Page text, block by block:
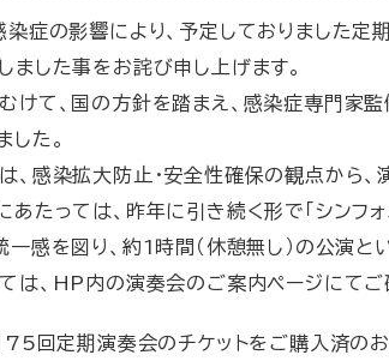
染症の影響により、予定しておりました
ました事をお詫び申し上げます。
けて、国の方針を踏まえ、感染症専門家
した。
、感染拡大防止・安全性確保の観点から
たっては、昨年に引き続く形で「シンフォ
感を図り、約1時間（休憩無し）の公演と
は、HP内の演奏会のご案内ページにてご
回定期演奏会のチケットをご購入済の